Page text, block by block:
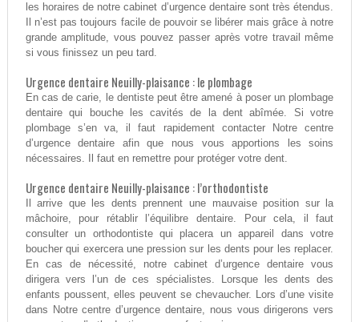
les horaires de notre cabinet d’urgence dentaire sont très étendus.
Il n’est pas toujours facile de pouvoir se libérer mais grâce à notre
grande amplitude, vous pouvez passer après votre travail même
si vous finissez un peu tard.
Urgence dentaire Neuilly-plaisance : le plombage
En cas de carie, le dentiste peut être amené à poser un plombage
dentaire qui bouche les cavités de la dent abîmée. Si votre
plombage s’en va, il faut rapidement contacter Notre centre
d’urgence dentaire afin que nous vous apportions les soins
nécessaires. Il faut en remettre pour protéger votre dent.
Urgence dentaire Neuilly-plaisance : l’orthodontiste
Il arrive que les dents prennent une mauvaise position sur la
mâchoire, pour rétablir l’équilibre dentaire. Pour cela, il faut
consulter un orthodontiste qui placera un appareil dans votre
boucher qui exercera une pression sur les dents pour les replacer.
En cas de nécessité, notre cabinet d’urgence dentaire vous
dirigera vers l’un de ces spécialistes. Lorsque les dents des
enfants poussent, elles peuvent se chevaucher. Lors d’une visite
dans Notre centre d’urgence dentaire, nous vous dirigerons vers